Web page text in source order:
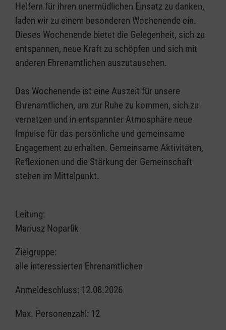
Helfern für ihren unermüdlichen Einsatz zu danken,
laden wir zu einem besonderen Wochenende ein.
Dieses Wochenende bietet die Gelegenheit, sich zu
entspannen, neue Kraft zu schöpfen und sich mit
anderen Ehrenamtlichen auszutauschen.
Das Wochenende ist eine Auszeit für unsere
Ehrenamtlichen, um zur Ruhe zu kommen, sich zu
vernetzen und in entspannter Atmosphäre neue
Impulse für das persönliche und gemeinsame
Engagement zu erhalten. Gemeinsame Aktivitäten,
Reflexionen und die Stärkung der Gemeinschaft
stehen im Mittelpunkt.
Leitung:
Mariusz Noparlik
Zielgruppe:
alle interessierten Ehrenamtlichen
Anmeldeschluss: 12.08.2026
Max. Personenzahl: 12